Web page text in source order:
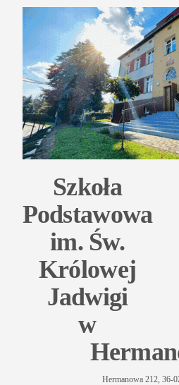
Przejdź
Szkoła
Podstawowa
im. Św.
Królowej
Jadwigi
w
Hermanowa 212, 36-